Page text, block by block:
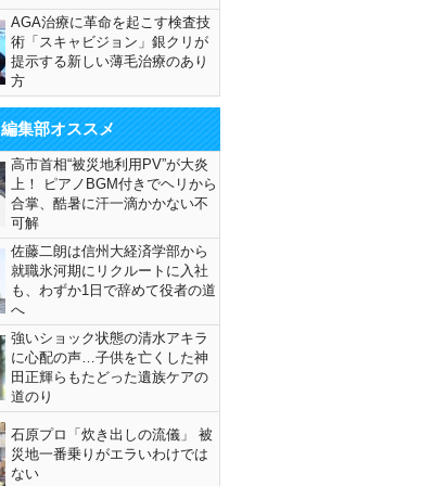
AGA治療に革命を起こす検査技
術「スキャビジョン」銀クリが
提示する新しい薄毛治療のあり
方
編集部オススメ
高市首相“被災地利用PV”が大炎
上！ ピアノBGM付きでヘリから
合掌、酷暑に汗一滴かかない不
可解
佐藤二朗は信州大経済学部から
就職氷河期にリクルートに入社
も、わずか1日で辞めて役者の道
へ
強いショック状態の清水アキラ
に心配の声…子供を亡くした神
田正輝らもたどった遺族ケアの
道のり
石原プロ「炊き出しの流儀」 被
災地一番乗りがエラいわけでは
ない